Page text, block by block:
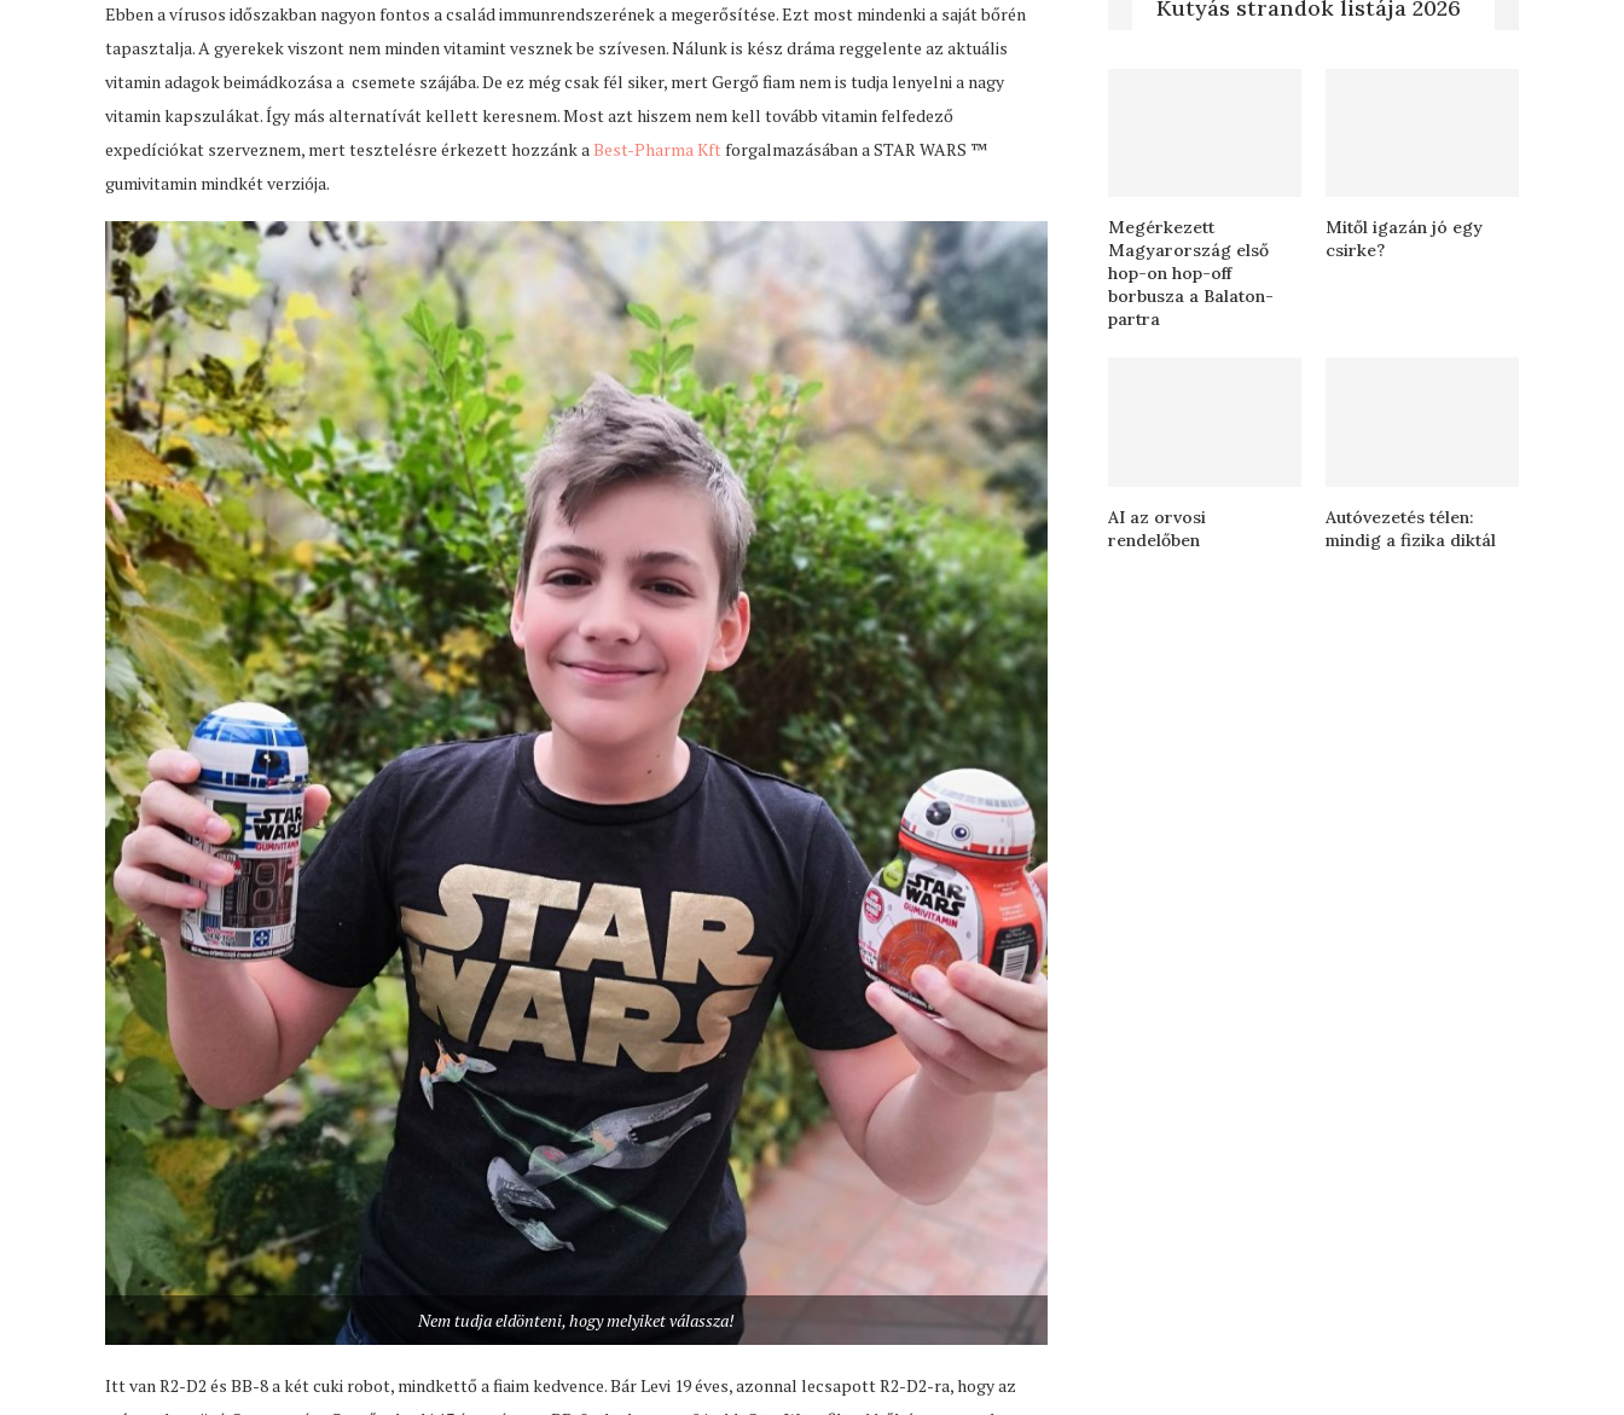
Ebben a vírusos időszakban nagyon fontos a család immunrendszerének a megerősítése. Ezt most mindenki a saját bőrén
tapasztalja. A gyerekek viszont nem minden vitamint vesznek be szívesen. Nálunk is kész dráma reggelente az aktuális
vitamin adagok beimádkozása a csemete szájába. De ez még csak fél siker, mert Gergő fiam nem is tudja lenyelni a nagy
vitamin kapszulákat. Így más alternatívát kellett keresnem. Most azt hiszem nem kell tovább vitamin felfedező
expedíciókat szerveznem, mert tesztelésre érkezett hozzánk aBest-Pharma Kftforgalmazásában a STAR WARS ™
gumivitamin mindkét verziója.
Nem tudja eldönteni, hogy melyiket válassza!
Itt van R2-D2 és BB-8 a két cuki robot, mindkettő a fiaim kedvence. Bár Levi 19 éves, azonnal lecsapott R2-D2-ra, hogy az
Kutyás strandok listája 2026
Megérkezett
Magyarország első
hop-on hop-off
borbusza a Balaton-
partra
Mitől igazán jó egy
csirke?
AI az orvosi
rendelőben
Autóvezetés télen:
mindig a fizika diktál